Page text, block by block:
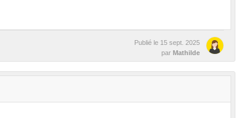
Publié le 15 sept. 2025
par Mathilde